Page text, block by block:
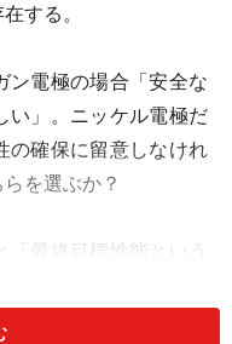
する。
ン電極の場合「安全な
い」。ニッケル電極だ
の確保に留意しなけれ
を選ぶか？
「最終目標性能という
ンガン電極の技術に関